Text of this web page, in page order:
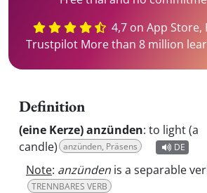
4,7 on App Store,
Trustpilot More than 8 million
Definition
(eine Kerze) anzünden: to light (a
candle) anzünden, Präsens DE
Note: anzünden is a separable
TRENNBARES VERB